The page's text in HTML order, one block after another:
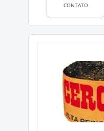
CONTATO